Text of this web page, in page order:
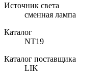
Источник света
сменная лампа
Каталог
NT19
Каталог поставщика
LIK